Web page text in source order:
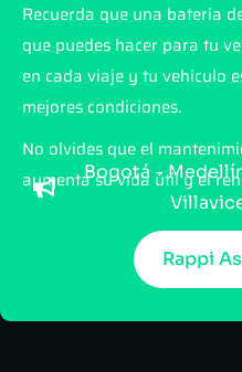
Recuerda que una batería
que puedes hacer para tu
en cada viaje y tu vehículo
mejores condiciones.
No olvides que el
aumenta su vida útil y el
Rappi
Bogotá -